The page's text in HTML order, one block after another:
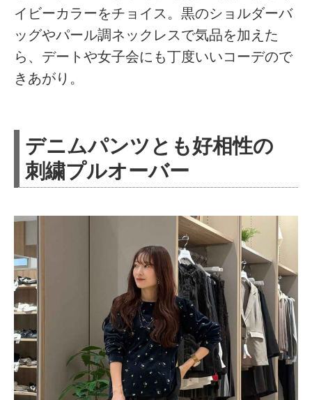
イビーカラーをチョイス。黒のショルダーバ
ッグやパール調ネックレスで気品を加えた
ら、デートや女子会にも丁度いいコーデので
きあがり。
デニムパンツとも好相性の
刺繍プルオーバー